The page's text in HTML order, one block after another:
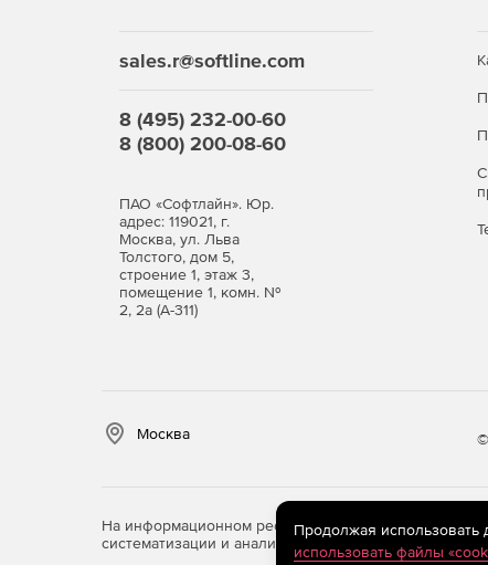
sales.r@softline.com
8 (495) 232-00-60
8 (800) 200-08-60
ПАО «Софтлайн». Юр.
адрес: 119021, г.
Москва, ул. Льва
Толстого, дом 5,
строение 1, этаж 3,
помещение 1, комн. №
2, 2а (А-311)
Москва
На информационном ресурсе store.softline.ru
систематизации и анализа сведений, относящихся
Продолжая использовать
использовать файлы